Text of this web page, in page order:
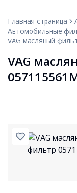
Главная страница
Автомобильные
VAG масляный
VAG